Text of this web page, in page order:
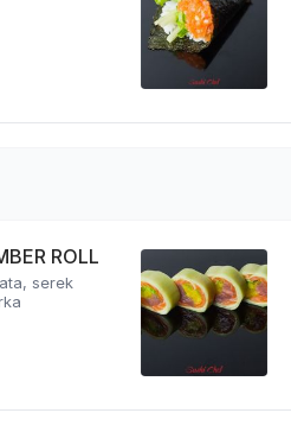
ROLL
serek